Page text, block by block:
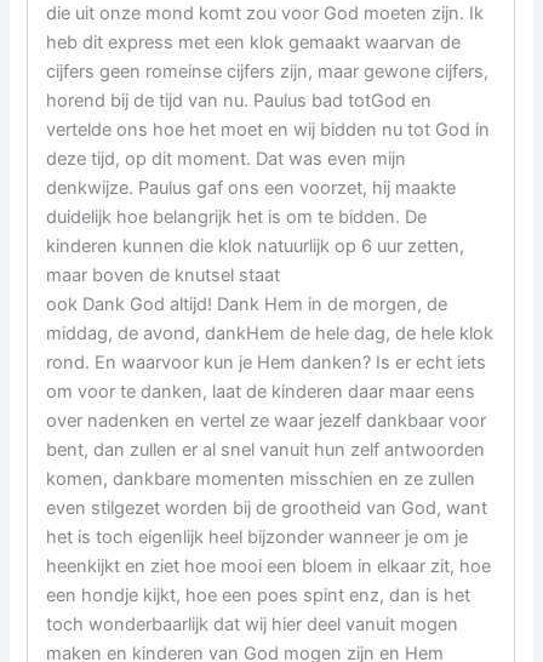
die uit onze mond komt zou voor God moeten zijn. Ik
heb dit express met een klok gemaakt waarvan de
cijfers geen romeinse cijfers zijn, maar gewone cijfers,
horend bij de tijd van nu. Paulus bad totGod en
vertelde ons hoe het moet en wij bidden nu tot God in
deze tijd, op dit moment. Dat was even mijn
denkwijze. Paulus gaf ons een voorzet, hij maakte
duidelijk hoe belangrijk het is om te bidden. De
kinderen kunnen die klok natuurlijk op 6 uur zetten,
maar boven de knutsel staat
ook Dank God altijd! Dank Hem in de morgen, de
middag, de avond, dankHem de hele dag, de hele klok
rond. En waarvoor kun je Hem danken? Is er echt iets
om voor te danken, laat de kinderen daar maar eens
over nadenken en vertel ze waar jezelf dankbaar voor
bent, dan zullen er al snel vanuit hun zelf antwoorden
komen, dankbare momenten misschien en ze zullen
even stilgezet worden bij de grootheid van God, want
het is toch eigenlijk heel bijzonder wanneer je om je
heenkijkt en ziet hoe mooi een bloem in elkaar zit, hoe
een hondje kijkt, hoe een poes spint enz, dan is het
toch wonderbaarlijk dat wij hier deel vanuit mogen
maken en kinderen van God mogen zijn en Hem